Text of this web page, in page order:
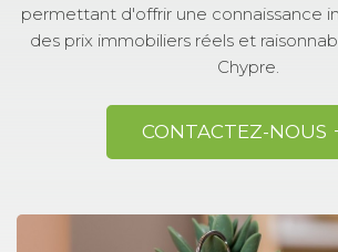
permettant d'offrir une connaissance
des prix immobiliers réels et
Chypre.
CONTACTEZ-NOUS